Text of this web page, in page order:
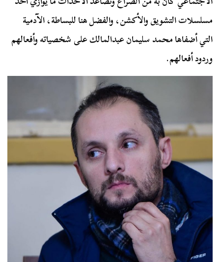
مسلسلات التشويق والأكشن، والفضل هنا للبساطة، الآدمية
التي أضفاها محمد سليمان عبدالمالك على شخصياته وأفعالهم
وردود أفعالهم.